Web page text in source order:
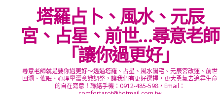
塔羅占卜、風水、元辰
宮、占星、前世…尋意老師
「讓你過更好」
尋意老師就是要你過更好～透過塔羅、占星、風水陽宅、元辰宮改運、前世
回溯、催眠、心理學潛意識調整，讓我們有更好選擇，更大勇氣去追尋生命
的自在寫意！聯絡手機：0912-485-598，Email：